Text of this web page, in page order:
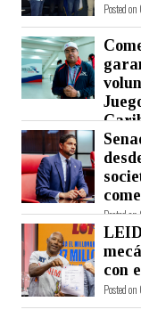
Posted
Posted on 07 Aug 2026 - 0
Posted
con
Posted